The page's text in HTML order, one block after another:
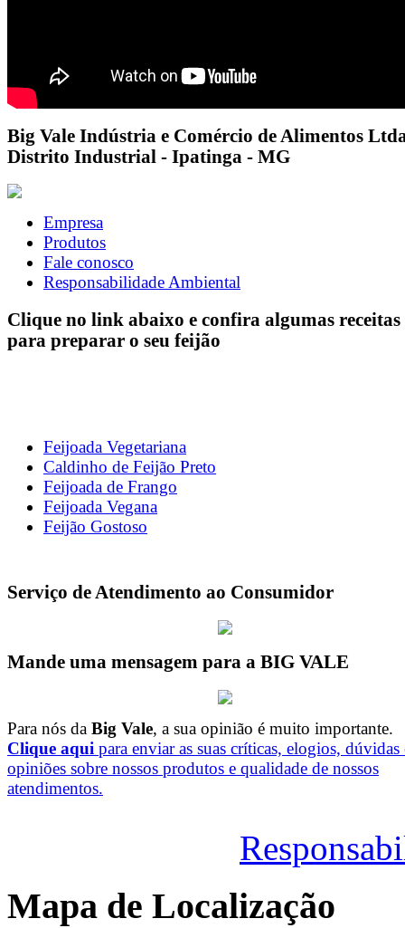
Big Vale Indústria e Comércio de Alimentos
Distrito Industrial - Ipatinga - MG
Empresa
Produtos
Fale conosco
Responsabilidade Ambiental
Clique no link abaixo e confira algumas receitas
para preparar o seu feijão
Feijoada Vegetariana
Caldinho de Feijão Preto
Feijoada de Frango
Feijoada Vegana
Feijão Gostoso
Serviço de Atendimento ao Consumidor
Mande uma mensagem para a BIG VALE
Para nós da Big Vale, a sua opinião é muito importante.
Clique aqui para enviar as suas críticas, elogios, dúvidas
opiniões sobre nossos produtos e qualidade de nossos
atendimentos.
Mapa de Localização